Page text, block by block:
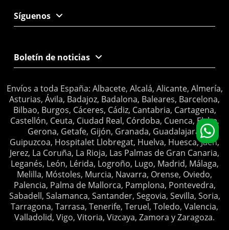
Síguenos
Boletín de noticias
Envíos a toda España: Albacete, Alcalá, Alicante, Almería,
Asturias, Ávila, Badajoz, Badalona, Baleares, Barcelona,
Bilbao, Burgos, Cáceres, Cádiz, Cantabria, Cartagena,
Castellón, Ceuta, Ciudad Real, Córdoba, Cuenca, Elche,
Gerona, Getafe, Gijón, Granada, Guadalajara,
Guipuzcoa, Hospitalet Llobregat, Huelva, Huesca, Jaén,
Jerez, La Coruña, La Rioja, Las Palmas de Gran Canaria,
Leganés, León, Lérida, Logroño, Lugo, Madrid, Málaga,
Melilla, Móstoles, Murcia, Navarra, Orense, Oviedo,
Palencia, Palma de Mallorca, Pamplona, Pontevedra,
Sabadell, Salamanca, Santander, Segovia, Sevilla, Soria,
Tarragona, Tarrasa, Tenerife, Teruel, Toledo, Valencia,
Valladolid, Vigo, Vitoria, Vizcaya, Zamora y Zaragoza.